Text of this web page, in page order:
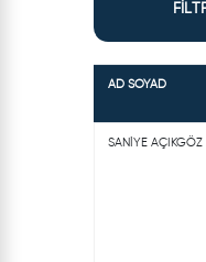
AD SOYAD
SANİYE AÇIKGÖZ